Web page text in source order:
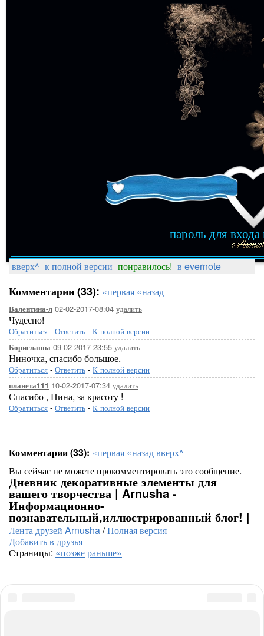
пароль для
вверх^ к полной версии понравилось! в evernote
Комментарии (33): «первая «назад
Валентина-л 02-02-2017-08:04 удалить
Чудесно!
Обратиться - Ответить - К полной версии
Бориславна 09-02-2017-23:55 удалить
Ниночка, спасибо большое.
Обратиться - Ответить - К полной версии
планета111 10-02-2017-07:34 удалить
Спасибо , Нина, за красоту !
Обратиться - Ответить - К полной версии
Комментарии (33): «первая «назадвверх^
Вы сейчас не можете прокомментировать это сообщение.
Дневник декоративные элементы для
вашего творчества | Arnusha -
Информационно-
познавательный,иллюстрированный блог! |
Лента друзей Arnusha/Полная версия
Добавить в друзья
Страницы: «позжераньше»